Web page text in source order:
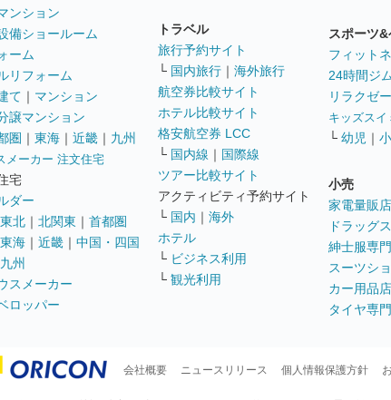
ンション
備ショールーム
ーム
リフォーム
て ｜ マンション
譲マンション
圏 ｜ 東海 ｜ 近畿 ｜ 九州
メーカー 注文住宅
宅
ダー
東北 ｜ 北関東 ｜ 首都圏
東海 ｜ 近畿 ｜ 中国・四国
九州
スメーカー
ロッパー
トラベル
旅行予約サイト
└ 国内旅行 ｜ 海外旅行
航空券比較サイト
ホテル比較サイト
格安航空券 LCC
└ 国内線 ｜ 国際線
ツアー比較サイト
アクティビティ予約サイト
└ 国内 ｜ 海外
ホテル
└ ビジネス利用
└ 観光利用
スポーツ
フィット
24時間ジ
リラクゼ
キッズス
└ 幼児 ｜
小売
家電量販店
ドラッグ
紳士服専
スーツシ
カー用品店
タイヤ専
会社概要 ニュースリリース 個人情報保護方針